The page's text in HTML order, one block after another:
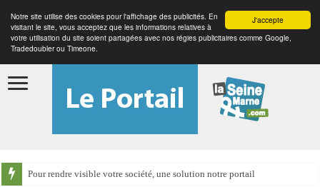
J'accepte
Notre site utilise des cookies pour l'affichage des publicités. En
visitant le site, vous acceptez que les informations relatives à
votre utilisation du site soient partagées avec nos régies publicitaires comme Google,
Tradedoubler ou Timeone.
Pour rendre visible votre société, une solution notre portail